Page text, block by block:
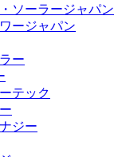
ソーラージャパン
ージャパン
ー
テック
ジー